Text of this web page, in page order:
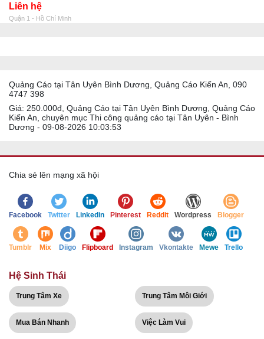
Liên hệ
Quận 1 - Hồ Chí Minh
Quảng Cáo tại Tân Uyên Bình Dương, Quảng Cáo Kiến An, 090
4747 398
Giá: 250.000đ, Quảng Cáo tại Tân Uyên Bình Dương, Quảng Cáo
Kiến An, chuyên mục Thi công quảng cáo tại Tân Uyên - Bình
Dương - 09-08-2026 10:03:53
Chia sẻ lên mạng xã hội
Facebook Twitter Linkedin Pinterest Reddit Wordpress Blogger
Tumblr Mix Diigo Flipboard Instagram Vkontakte Mewe Trello
Hệ Sinh Thái
Trung Tâm Xe Trung Tâm Môi Giới
Mua Bán Nhanh Việc Làm Vui